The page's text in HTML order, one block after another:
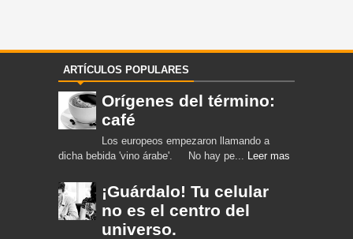
ARTÍCULOS POPULARES
Orígenes del término:
café
Los europeos empezaron llamando a
dicha bebida 'vino árabe'. No hay pe...
Leer mas
¡Guárdalo! Tu celular
no es el centro del
universo.